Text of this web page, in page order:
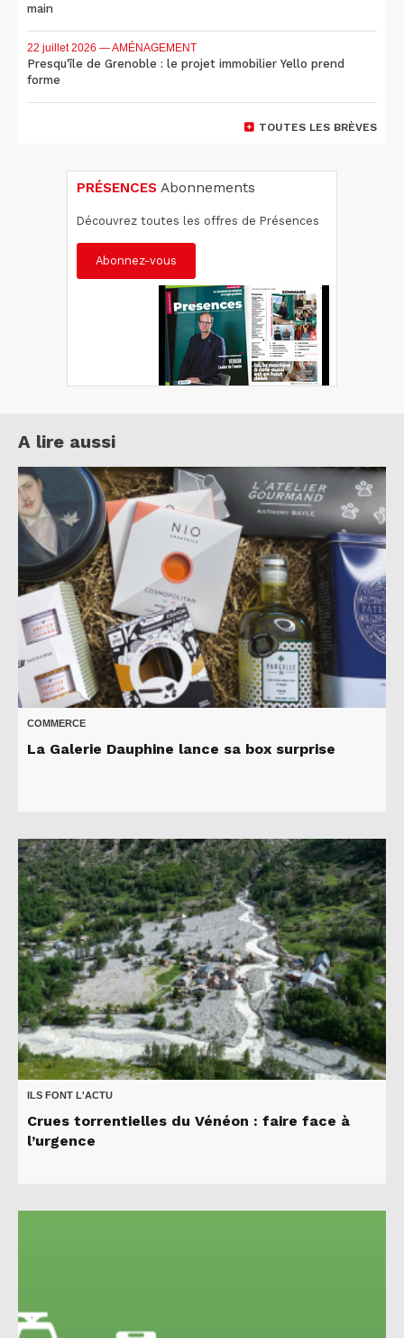
main
22 juillet 2026 — AMÉNAGEMENT
Presqu'île de Grenoble : le projet immobilier Yello prend
forme
TOUTES LES BRÈVES
PRÉSENCES Abonnements
Découvrez toutes les offres de Présences
Abonnez-vous
A lire aussi
COMMERCE
La Galerie Dauphine lance sa box surprise
ILS FONT L'ACTU
Crues torrentielles du Vénéon : faire face à
l’urgence